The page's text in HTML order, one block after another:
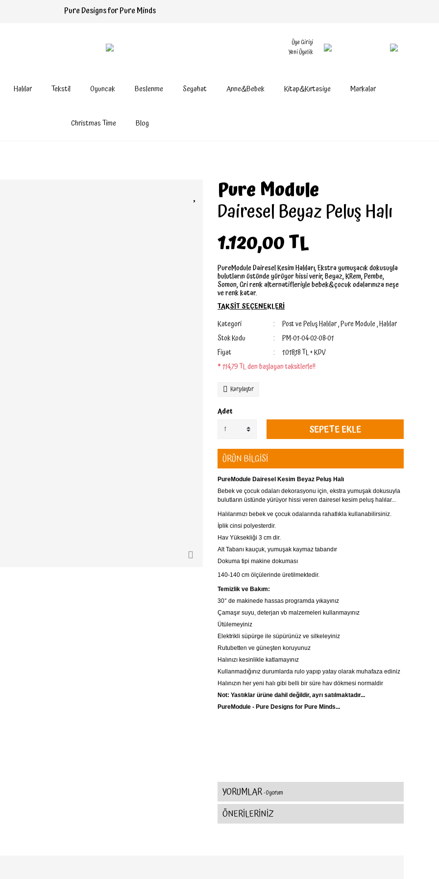
Pure Designs for Pure Minds
Üye Girişi
Yeni Üyelik
Halılar Tekstil Oyuncak Beslenme Seyahat Anne&Bebek Kitap&Kırtasiye Markalar
Christmas Time Blog
Pure Module
Dairesel Beyaz Peluş Halı
1.120,00 TL
PureModule Dairesel Kesim Halıları, Ekstra yumuşacık dokusuyla
bulutların üstünde yürüyor hissi verir, Beyaz, KRem, Pembe,
Somon, Gri renk alternatifleriyle bebek&çocuk odalarınıza neşe
ve renk katar.
TAKSİT SEÇENEKLERİ
Kategori
Post ve Peluş Halılar,Pure Module,Halılar
Stok Kodu
PM-01-04-02-08-01
Fiyat
1.018,18 TL + KDV
* 114,79 TL den başlayan taksitlerle!!
Karşılaştır
Adet
SEPETE EKLE
ÜRÜN BİLGİSİ
PureModule Dairesel Kesim Beyaz Peluş Halı
Bebek ve çocuk odaları dekorasyonu için, ekstra yumuşak dokusuyla
bulutların üstünde yürüyor hissi veren dairesel kesim peluş halılar...
Halılarımızı bebek ve çocuk odalarında rahatlıkla kullanabilirsiniz.
İplik cinsi polyesterdir.
Hav Yüksekliği 3 cm dir.
Alt Tabanı kauçuk, yumuşak kaymaz tabandır
Dokuma tipi makine dokuması
140-140 cm ölçülerinde üretilmektedir.
Temizlik ve Bakım:
30° de makinede hassas programda yıkayınız
Çamaşır suyu, deterjan vb malzemeleri kullanmayınız
Ütülemeyiniz
Elektrikli süpürge ile süpürünüz ve silkeleyiniz
Rutubetten ve güneşten koruyunuz
Halınızı kesinlikle katlamayınız
Kullanmadığınız durumlarda rulo yapıp yatay olarak muhafaza ediniz
Halınızın her yeni halı gibi belli bir süre hav dökmesi normaldir
Not: Yastıklar ürüne dahil değildir, ayrı satılmaktadır...
PureModule - Pure Designs for Pure Minds...
YORUMLAR- 0 yorum
ÖNERİLERİNİZ